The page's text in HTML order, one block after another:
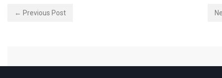
← Previous Post